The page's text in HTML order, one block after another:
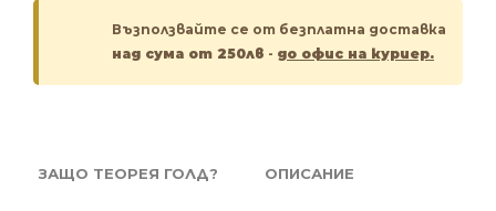
Възползвайте се от безплатна доставка
над сума от 250лв - до офис на куриер.
ЗАЩО ТЕОРЕЯ ГОЛД? ОПИСАНИЕ